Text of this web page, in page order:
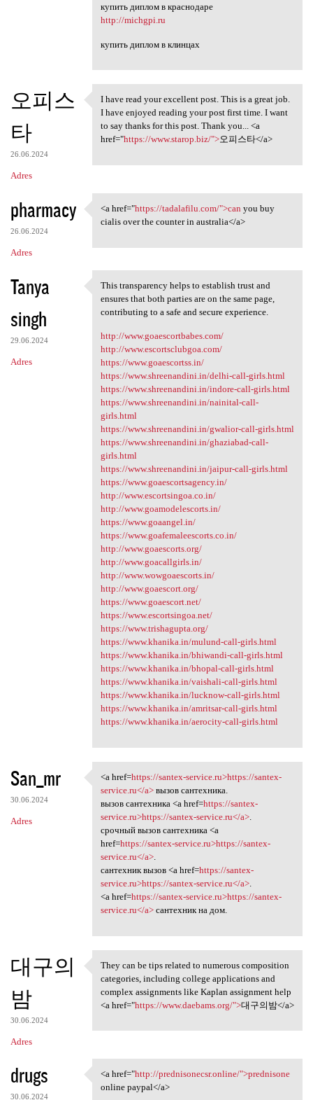
купить диплом в краснодаре
http://michgpi.ru
купить диплом в клинцах
오피스
타
26.06.2024
Adres
I have read your excellent
I have read your excellent post. This is a great job.
I have enjoyed reading your post first time. I want
to say thanks for this post. Thank you... <a
href="https://www.starop.biz/">오피스타</a>
pharmacy
26.06.2024
Adres
<a href="https://tadalafilu
<a href="https://tadalafilu.com/">can you buy
cialis over the counter in australia</a>
Tanya
singh
29.06.2024
Adres
This transparency helps to
This transparency helps to establish trust and
ensures that both parties are on the same page,
contributing to a safe and secure experience.
http://www.goaescortbabes.com/
http://www.escortsclubgoa.com/
https://www.goaescortss.in/
https://www.shreenandini.in/delhi-call-girls.html
https://www.shreenandini.in/indore-call-girls.html
https://www.shreenandini.in/nainital-call-
girls.html
https://www.shreenandini.in/gwalior-call-girls.html
https://www.shreenandini.in/ghaziabad-call-
girls.html
https://www.shreenandini.in/jaipur-call-girls.html
https://www.goaescortsagency.in/
http://www.escortsingoa.co.in/
http://www.goamodelescorts.in/
https://www.goaangel.in/
https://www.goafemaleescorts.co.in/
http://www.goaescorts.org/
http://www.goacallgirls.in/
http://www.wowgoaescorts.in/
http://www.goaescort.org/
https://www.goaescort.net/
https://www.escortsingoa.net/
https://www.trishagupta.org/
https://www.khanika.in/mulund-call-girls.html
https://www.khanika.in/bhiwandi-call-girls.html
https://www.khanika.in/bhopal-call-girls.html
https://www.khanika.in/vaishali-call-girls.html
https://www.khanika.in/lucknow-call-girls.html
https://www.khanika.in/amritsar-call-girls.html
https://www.khanika.in/aerocity-call-girls.html
San_mr
30.06.2024
Adres
<a href=https://santex
<a href=https://santex-service.ru>https://santex-
service.ru</a>вызов сантехника.
вызов сантехника <a href=https://santex-
service.ru>https://santex-service.ru</a>.
срочный вызов сантехника <a
href=https://santex-service.ru>https://santex-
service.ru</a>.
сантехник вызов <a href=https://santex-
service.ru>https://santex-service.ru</a>.
<a href=https://santex-service.ru>https://santex-
service.ru</a>сантехник на дом.
대구의
밤
30.06.2024
Adres
They can be tips related to
They can be tips related to numerous composition
categories, including college applications and
complex assignments like Kaplan assignment help
<a href="https://www.daebams.org/">대구의밤</a>
drugs
30.06.2024
<a href="http://prednisonecsr
<a href="http://prednisonecsr.online/">prednisone
online paypal</a>